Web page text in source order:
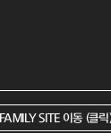
FAMILY SITE 이동 (클릭)